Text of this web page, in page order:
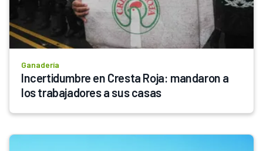
Ganadería
Incertidumbre en Cresta Roja: mandaron a
los trabajadores a sus casas